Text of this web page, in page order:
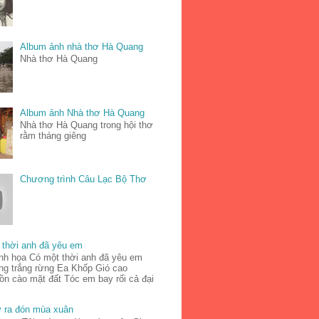
Album ảnh nhà thơ Hà Quang
Nhà thơ Hà Quang
Album ảnh Nhà thơ Hà Quang
Nhà thơ Hà Quang trong hội thơ
rằm tháng giêng
Chương trình Câu Lạc Bộ Thơ
thời anh đã yêu em
họa Có một thời anh đã yêu em
trắng rừng Ea Khốp Gió cao
cào mặt đất Tóc em bay rối cả đại
ra đón mùa xuân